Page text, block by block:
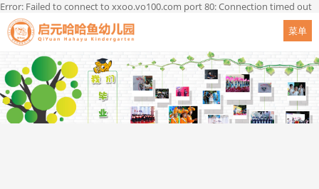
Error: Failed to connect to xxoo.vo100.com port 80: Connection timed out
菜单